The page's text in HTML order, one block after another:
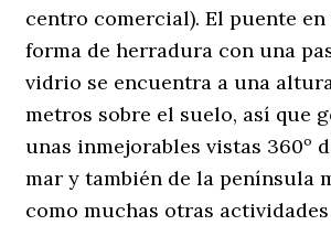
centro comercial). El puente
forma de herradura con una
vidrio se encuentra a una
metros sobre el suelo, así que
unas inmejorables vistas 360º
mar y también de la península
como muchas otras